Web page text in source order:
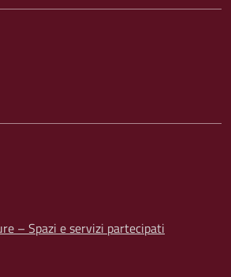
– Spazi e servizi partecipati